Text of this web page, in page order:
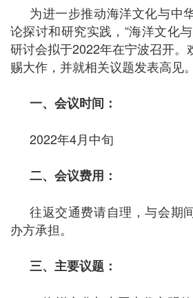
为进一步推动海洋文化与中
论探讨和研究实践，“海洋文化
研讨会拟于2022年在宁波召开。
赐大作，并就相关议题发表高见
一、会议时间：
2022年4月中旬
二、会议费用：
往返交通费请自理，与会期
办方承担。
三、主要议题：